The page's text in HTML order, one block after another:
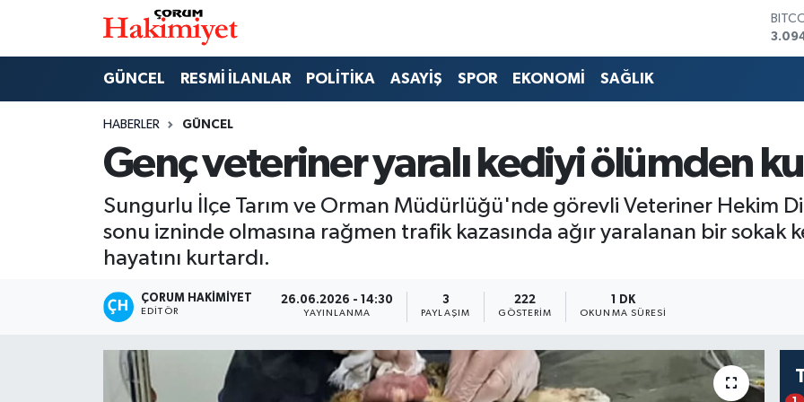
GÜNCEL RESMİ İLANLAR POLİTİKA ASAYİŞ SPOR EKONOMİ SAĞLIK
HABERLER GÜNCEL
Genç veteriner yaralı kediyi ölümden
Sungurlu İlçe Tarım ve Orman Müdürlüğü'nde görevli Veteriner Hekim
sonu izninde olmasına rağmen trafik kazasında ağır yaralanan bir sokak
hayatını kurtardı.
ÇORUM HAKIMIYET
EDITÖR
26.06.2026 - 14:30
YAYINLANMA
3
PAYLAŞIM
222
GÖSTERIM
1 DK
OKUNMA SÜRESI
SAĞLIK
EKONOMİ
GÜNCEL
Nöbetçi Eczaneler
Çorum Namaz Vakitleri
Trafik Durumu
Süper Lig Puan Durumu ve Fikstür
Tüm Manşetler
Haber Arşivi